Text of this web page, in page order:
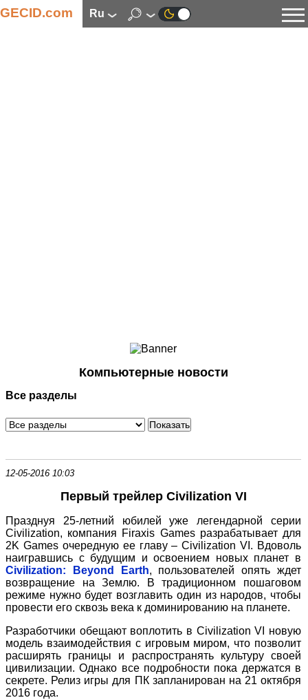
GECID.com ru
Смартфоны
Периферия
Программное обеспечение
Компьютерные новости
Все разделы
12-05-2016 10:03
Первый трейлер Civilization VI
Празднуя 25-летний юбилей уже легендарной серии
Civilization, компания Firaxis Games разрабатывает для
2K Games очередную ее главу – Civilization VI. Вдоволь
наигравшись с будущим и освоением новых планет в
Civilization: Beyond Earth, пользователей опять ждет
возвращение на Землю. В традиционном пошаговом
режиме нужно будет возглавить один из народов, чтобы
провести его сквозь века к доминированию на планете.
Разработчики обещают воплотить в Civilization VI новую
модель взаимодействия с игровым миром, что позволит
расширять границы и распространять культуру своей
цивилизации. Однако все подробности пока держатся в
секрете. Релиз игры для ПК запланирован на 21 октября
2016 года.